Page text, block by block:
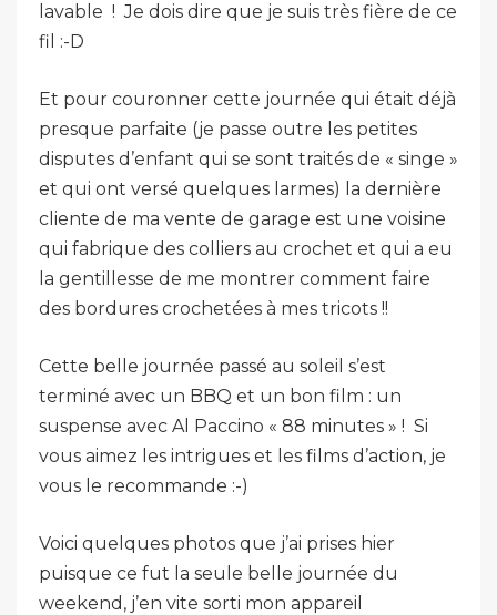
lavable ! Je dois dire que je suis très fière de ce
fil :-D
Et pour couronner cette journée qui était déjà
presque parfaite (je passe outre les petites
disputes d’enfant qui se sont traités de « singe »
et qui ont versé quelques larmes) la dernière
cliente de ma vente de garage est une voisine
qui fabrique des colliers au crochet et qui a eu
la gentillesse de me montrer comment faire
des bordures crochetées à mes tricots !!
Cette belle journée passé au soleil s’est
terminé avec un BBQ et un bon film : un
suspense avec Al Paccino « 88 minutes » ! Si
vous aimez les intrigues et les films d’action, je
vous le recommande :-)
Voici quelques photos que j’ai prises hier
puisque ce fut la seule belle journée du
weekend, j’en vite sorti mon appareil